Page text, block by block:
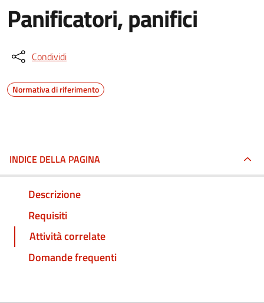
Panificatori, panifici
Condividi
Normativa di riferimento
INDICE DELLA PAGINA
Descrizione
Requisiti
Attività correlate
Domande frequenti